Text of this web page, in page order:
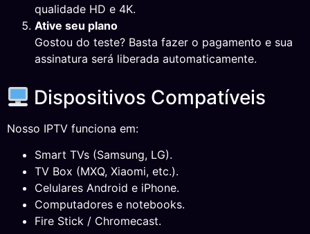
qualidade HD e 4K.
Ative seu plano
Gostou do teste? Basta fazer o pagamento e sua
assinatura será liberada automaticamente.
Dispositivos Compatíveis
Nosso IPTV funciona em:
Smart TVs (Samsung, LG).
TV Box (MXQ, Xiaomi, etc.).
Celulares Android e iPhone.
Computadores e notebooks.
Fire Stick / Chromecast.